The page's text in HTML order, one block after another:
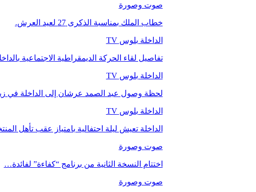
صوت وصورة
خطاب الملك بمناسبة الذكرى 27 لعيد العرش.
الداخلة بلوس TV
تفاصيل لقاء الحركة الديمقراطية الاجتماعية
الداخلة بلوس TV
لحظة وصول عبد الصمد عرشان إلى الداخلة في
الداخلة بلوس TV
الداخلة تعيش ليلة احتفالية بامتياز عقب تأهل
صوت وصورة
اختتام النسخة الثانية من برنامج “كفاءة” لفائدة…
صوت وصورة